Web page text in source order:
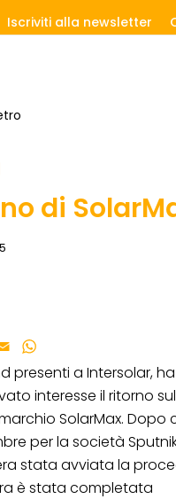
Iscriviti alla newsletter
di
Email
presenti a Intersolar, ha
interesse il ritorno sul
SolarMax. Dopo
per la società
stata avviata la
è stata completata